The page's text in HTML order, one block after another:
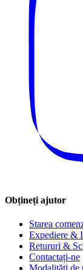
Obțineți ajutor
Starea
Expediere &
Retururi &
Contactați-ne
Modalități de